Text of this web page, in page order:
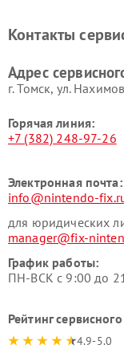
Контакты
Адрес
г. Томск, ул.
Горячая линия:
+7 (382) 248-97-26
Электронная почта:
info@nintendo-
для юридических
manager@fix-
График работы:
ПН-ВСК с 9:00 до
Рейтинг
4.9-5.0